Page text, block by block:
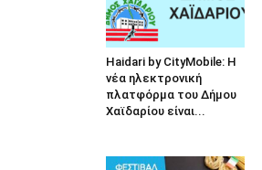
Haidari by CityMobile: Η
νέα ηλεκτρονική
πλατφόρμα του Δήμου
Χαϊδαρίου είναι...